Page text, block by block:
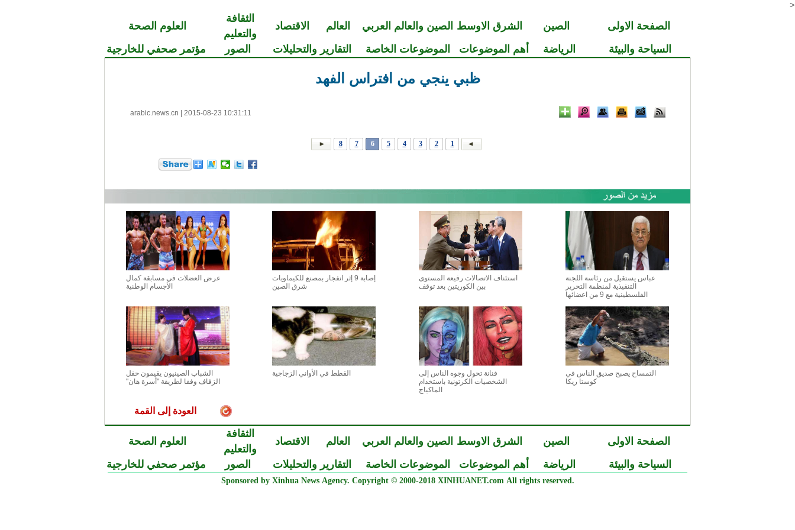
<
الصفحة الاولى الصين الشرق الاوسط الصين والعالم العربي العالم الاقتصاد
الثقافة
والتعليم
العلوم الصحة
السياحة والبيئة
الرياضة أهم الموضوعات الموضوعات الخاصة التقارير والتحليلات الصور مؤتمر صحفي للخارجية
ظبي ينجي من افتراس الفهد
arabic.news.cn 2015-08-23 10:31:11
1
2
3
4
5
6
7
8
عباس يستقيل من رئاسة اللجنة
التنفيذية لمنظمة التحرير
الفلسطينية مع 9 من اعضائها
استئناف الاتصالات رفيعة المستوى
بين الكوريتين بعد توقف
إصابة 9 إثر انفجار بمصنع للكيماويات
شرق الصين
عرض العضلات في مسابقة كمال
الأجسام الوطنية
التمساح يصبح صديق الناس في
كوستا ريكا
فنانة تحول وجوه الناس إلى
الشخصيات الكرتونية باستخدام
الماكياج
القطط في الأواني الزجاجية
الشباب الصينيون يقيمون حفل
الزفاف وفقا لطريقة "أسرة هان"
العودة إلى القمة
الصفحة الاولى الصين الشرق الاوسط الصين والعالم العربي العالم الاقتصاد
الثقافة
والتعليم
العلوم الصحة
السياحة والبيئة
الرياضة أهم الموضوعات الموضوعات الخاصة التقارير والتحليلات الصور مؤتمر صحفي للخارجية
Sponsored by Xinhua News Agency. Copyright © 2000-2018 XINHUANET.com All rights reserved.